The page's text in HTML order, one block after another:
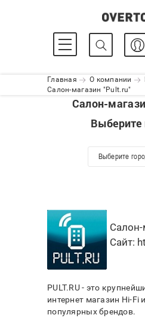
Главная О компании
Салон-магазин "Pult.ru"
Салон-
Выберите
Выберите
Салон-
Сайт:
PULT.RU - это
интернет магазин Hi-Fi
популярных брендов.